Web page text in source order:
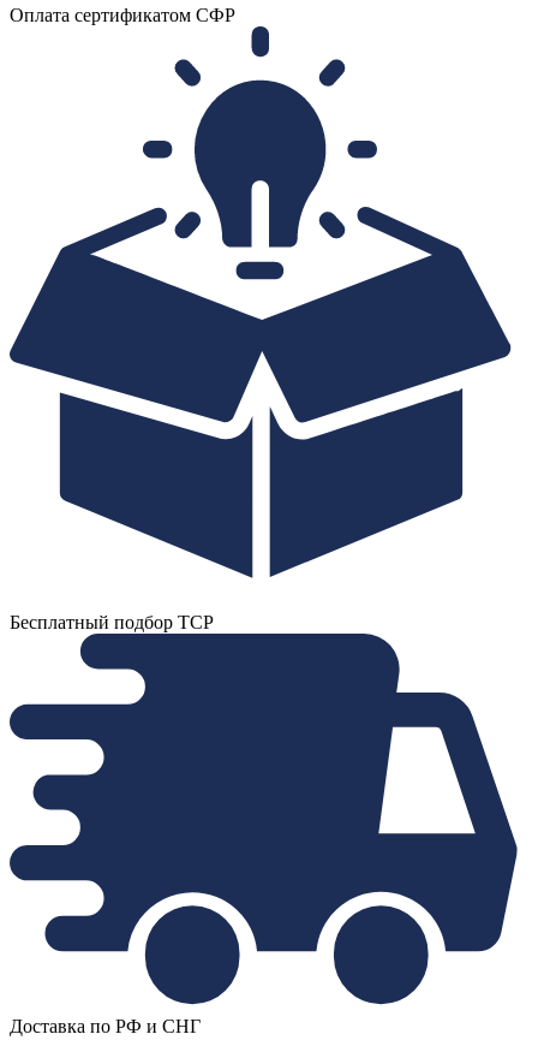
Оплата сертификатом СФР
Бесплатный подбор ТСР
Доставка по РФ и СНГ